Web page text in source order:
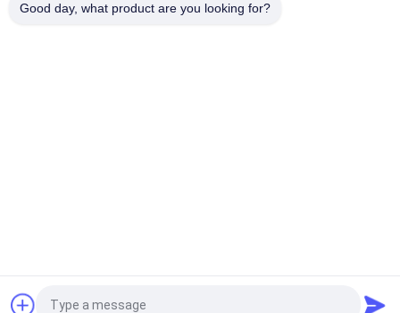
Good day, what product are you looking for?